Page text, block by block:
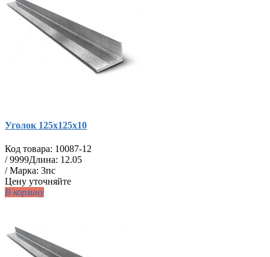
Уголок 125х125х10
Код товара: 10087-12
/9999Длина: 12.05
/ Марка: 3пс
Цену уточняйте
В корзину